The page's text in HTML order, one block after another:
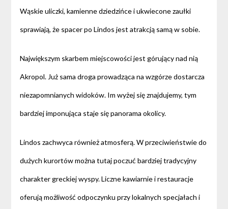
Wąskie uliczki, kamienne dziedzińce i ukwiecone zaułki
sprawiają, że spacer po Lindos jest atrakcją samą w sobie.
Największym skarbem miejscowości jest górujący nad nią
Akropol. Już sama droga prowadząca na wzgórze dostarcza
niezapomnianych widoków. Im wyżej się znajdujemy, tym
bardziej imponująca staje się panorama okolicy.
Lindos zachwyca również atmosferą. W przeciwieństwie do
dużych kurortów można tutaj poczuć bardziej tradycyjny
charakter greckiej wyspy. Liczne kawiarnie i restauracje
oferują możliwość odpoczynku przy lokalnych specjałach i